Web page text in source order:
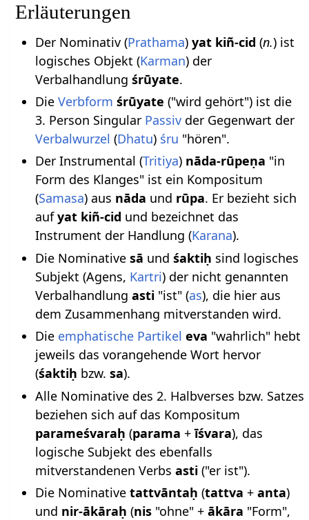
Erläuterungen
Der Nominativ (Prathama) yat kiñ-cid (n.) ist
logisches Objekt (Karman) der
Verbalhandlung śrūyate.
Die Verbform śrūyate ("wird gehört") ist die
3. Person Singular Passivder Gegenwart der
Verbalwurzel (Dhatu) śru "hören".
Der Instrumental (Tritiya) nāda-rūpeṇa "in
Form des Klanges" ist ein Kompositum
(Samasa) aus nāda und rūpa. Er bezieht sich
aufyat kiñ-cid und bezeichnet das
Instrument der Handlung (Karana).
Die Nominative sā und śaktiḥ sind logisches
Subjekt (Agens, Kartri) der nicht genannten
Verbalhandlung asti"ist" (as), die hier aus
dem Zusammenhang mitverstanden wird.
Die emphatische Partikel eva "wahrlich" hebt
jeweils das vorangehende Wort hervor
(śaktiḥ bzw. sa).
Alle Nominative des 2. Halbverses bzw. Satzes
beziehen sich auf das Kompositum
parameśvaraḥ (parama +īśvara), das
logische Subjekt des ebenfalls
mitverstandenen Verbs asti("er ist").
Die Nominative tattvāntaḥ (tattva + anta)
und nir-ākāraḥ (nis"ohne" + ākāra "Form",